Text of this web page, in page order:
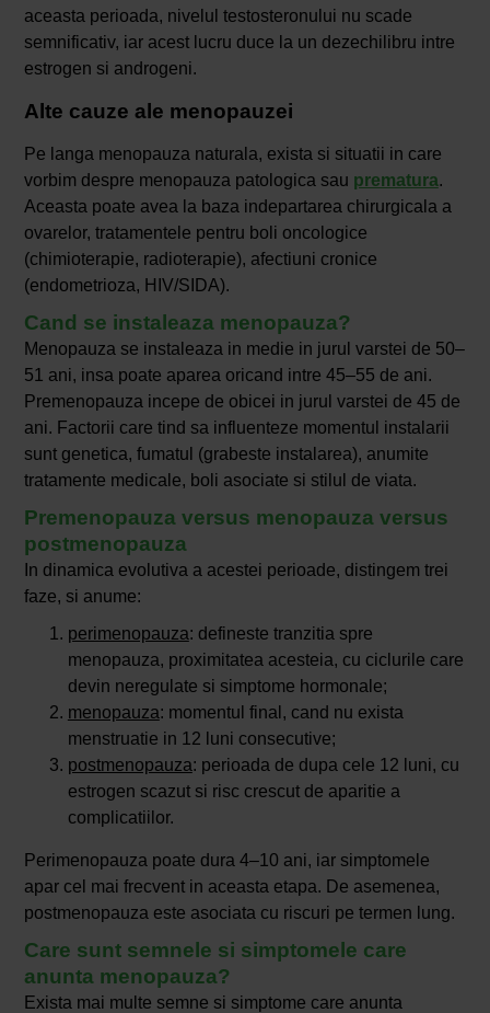
aceasta perioada, nivelul testosteronului nu scade
semnificativ, iar acest lucru duce la un dezechilibru intre
estrogen si androgeni.
Alte cauze ale menopauzei
Pe langa menopauza naturala, exista si situatii in care
vorbim despre menopauza patologica sau prematura.
Aceasta poate avea la baza indepartarea chirurgicala a
ovarelor, tratamentele pentru boli oncologice
(chimioterapie, radioterapie), afectiuni cronice
(endometrioza, HIV/SIDA).
Cand se instaleaza menopauza?
Menopauza se instaleaza in medie in jurul varstei de 50–
51 ani, insa poate aparea oricand intre 45–55 de ani.
Premenopauza incepe de obicei in jurul varstei de 45 de
ani. Factorii care tind sa influenteze momentul instalarii
sunt genetica, fumatul (grabeste instalarea), anumite
tratamente medicale, boli asociate si stilul de viata.
Premenopauza versus menopauza versus
postmenopauza
In dinamica evolutiva a acestei perioade, distingem trei
faze, si anume:
perimenopauza: defineste tranzitia spre
menopauza, proximitatea acesteia, cu ciclurile care
devin neregulate si simptome hormonale;
menopauza: momentul final, cand nu exista
menstruatie in 12 luni consecutive;
postmenopauza: perioada de dupa cele 12 luni, cu
estrogen scazut si risc crescut de aparitie a
complicatiilor.
Perimenopauza poate dura 4–10 ani, iar simptomele
apar cel mai frecvent in aceasta etapa. De asemenea,
postmenopauza este asociata cu riscuri pe termen lung.
Care sunt semnele si simptomele care
anunta menopauza?
Exista mai multe semne si simptome care anunta